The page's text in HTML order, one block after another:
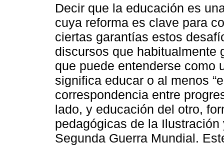
Decir que la educación es
cuya reforma es clave para
ciertas garantías estos
discursos que habitualmente
que puede entenderse como
significa educar o al menos
correspondencia entre
lado, y educación del otro,
pedagógicas de la
Segunda Guerra Mundial.